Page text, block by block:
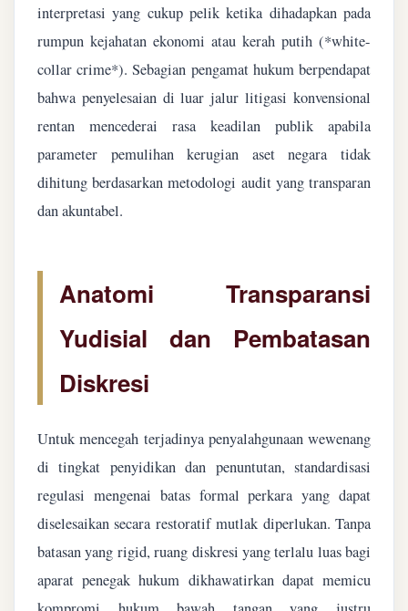
interpretasi yang cukup pelik ketika dihadapkan pada
rumpun kejahatan ekonomi atau kerah putih (*white-
collar crime*). Sebagian pengamat hukum berpendapat
bahwa penyelesaian di luar jalur litigasi konvensional
rentan mencederai rasa keadilan publik apabila
parameter pemulihan kerugian aset negara tidak
dihitung berdasarkan metodologi audit yang transparan
dan akuntabel.
Anatomi Transparansi
Yudisial dan Pembatasan
Diskresi
Untuk mencegah terjadinya penyalahgunaan wewenang
di tingkat penyidikan dan penuntutan, standardisasi
regulasi mengenai batas formal perkara yang dapat
diselesaikan secara restoratif mutlak diperlukan. Tanpa
batasan yang rigid, ruang diskresi yang terlalu luas bagi
aparat penegak hukum dikhawatirkan dapat memicu